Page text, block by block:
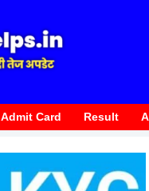
Admit Card Result